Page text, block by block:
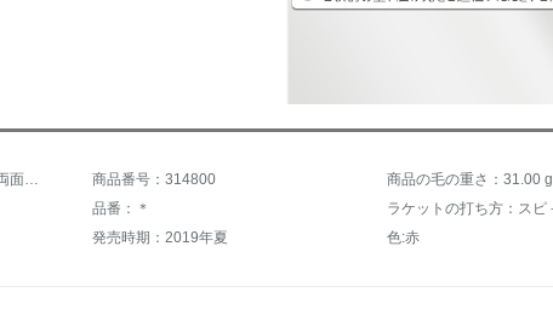
商品の名称：双魚卓球は6星の両面の海綿をたたいて反対に全面的な型を貼って直接に6 A-Eをたたいて2つのボールをたたきます。 商品番号：314800
商品の毛の重さ：31.00 g
品番：＊
発売時期：2019年夏 色:赤